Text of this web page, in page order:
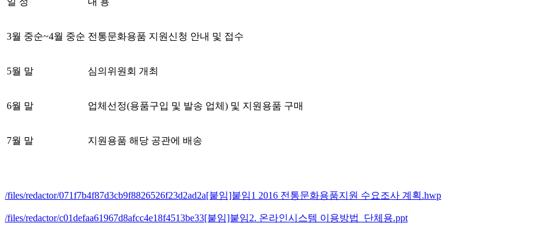
3월 중순~4월 중순 전통문화용품 지원신청 안내 및 접수
5월 말 심의위원회 개최
6월 말 업체선정(용품구입 및 발송 업체) 및 지원용품 구매
7월 말 지원용품 해당 공관에 배송
/files/redactor/071f7b4f87d3cb9f8826526f23d2ad2a[붙임]붙임1 2016 전통문화용품지원 수요조사 계획.hwp
/files/redactor/c01defaa61967d8afcc4e18f4513be33[붙임]붙임2. 온라인시스템 이용방법_단체용.ppt